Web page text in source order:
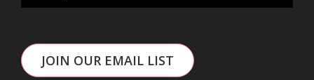
JOIN OUR EMAIL LIST